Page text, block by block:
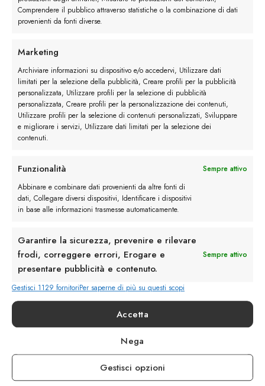
Comprendere il pubblico attraverso statistiche o la combinazione di dati
provenienti da fonti diverse.
Marketing
Archiviare informazioni su dispositivo e/o accedervi, Utilizzare dati
limitati per la selezione della pubblicità, Creare profili per la pubblicità
personalizzata, Utilizzare profili per la selezione di pubblicità
personalizzata, Creare profili per la personalizzazione dei contenuti,
Utilizzare profili per la selezione di contenuti personalizzati, Sviluppare
e migliorare i servizi, Utilizzare dati limitati per la selezione dei
contenuti.
Funzionalità
Sempre attivo
Abbinare e combinare dati provenienti da altre fonti di
dati, Collegare diversi dispositivi, Identificare i dispositivi
in base alle informazioni trasmesse automaticamente.
Garantire la sicurezza, prevenire e rilevare
frodi, correggere errori, Erogare e
presentare pubblicità e contenuto.
Sempre attivo
Gestisci 1129 fornitoriPer saperne di più su questi scopi
Accetta
Nega
Gestisci opzioni
Successivo→
Lascia un commento
Devi essereconnessoper inviare un commento.
Rimani in contatto con noi
Servizio Clienti
info@calzaturebelfiore.com
+39 02 468042
Via Belfiore 9
Termini e Condizioni